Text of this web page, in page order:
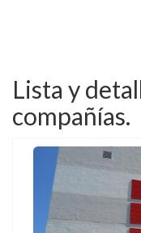
Lista y
compañías.